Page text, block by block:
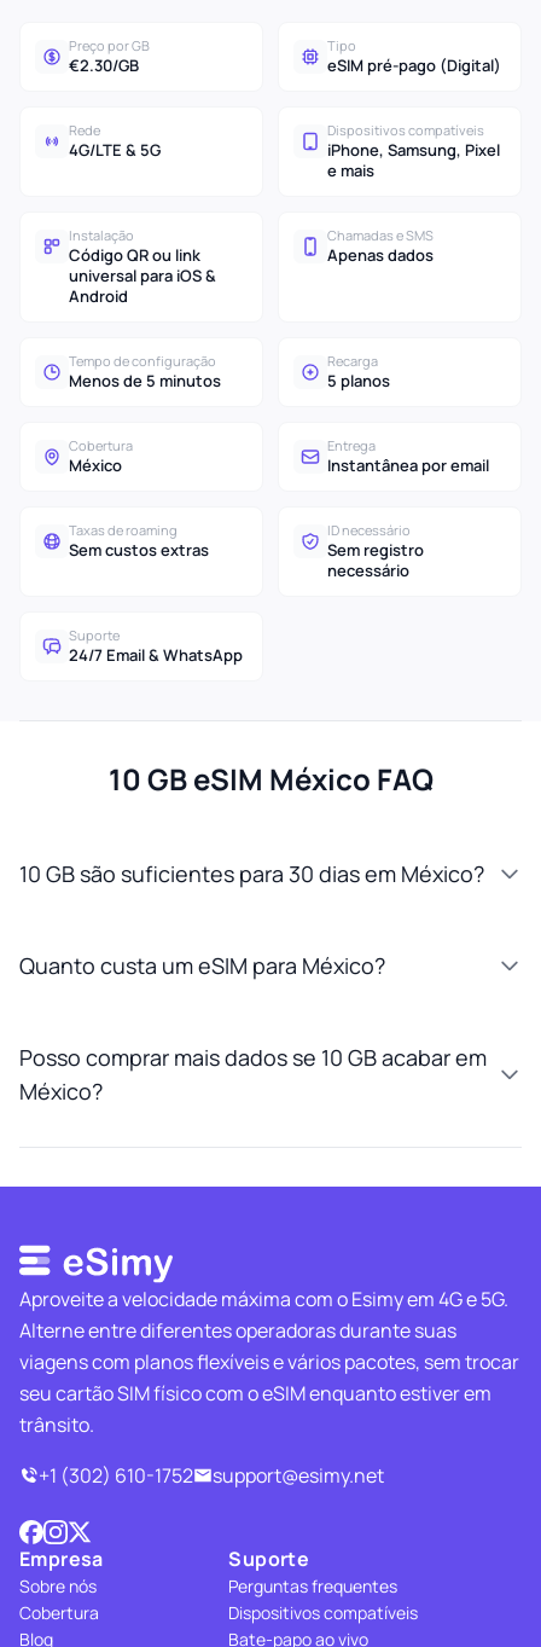
Preço por GB
€2.30/GB
Tipo
eSIM pré-pago (Digital)
Rede
4G/LTE & 5G
Dispositivos compatíveis
iPhone, Samsung, Pixel
e mais
Instalação
Código QR ou link
universal para iOS &
Android
Chamadas e SMS
Apenas dados
Tempo de configuração
Menos de 5 minutos
Recarga
5 planos
Cobertura
México
Entrega
Instantânea por email
Taxas de roaming
Sem custos extras
ID necessário
Sem registro
necessário
Suporte
24/7 Email & WhatsApp
10 GB eSIM México FAQ
10 GB são suficientes para 30 dias em México?
Quanto custa um eSIM para México?
Posso comprar mais dados se 10 GB acabar em
México?
Aproveite a velocidade máxima com o Esimy em 4G e 5G.
Alterne entre diferentes operadoras durante suas
viagens com planos flexíveis e vários pacotes, sem trocar
seu cartão SIM físico com o eSIM enquanto estiver em
trânsito.
+1 (302) 610-1752
support@esimy.net
Empresa
Sobre nós
Cobertura
Blog
Suporte
Perguntas frequentes
Dispositivos compatíveis
Bate-papo ao vivo